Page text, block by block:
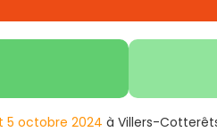
5 octobre 2024 à Villers-